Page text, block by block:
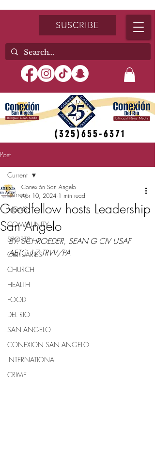
SUSCRIBE
(325)655-6371
Post
Current
NEWS
COMMUNITY
SPORTS
OBITUARIES
CHURCH
HEALTH
FOOD
DEL RIO
SAN ANGELO
CONEXION SAN ANGELO
INTERNATIONAL
CRIME
Current
Goodfellow hosts Leadership
San Angelo
Conexión San Angelo
Apr 10, 2024 1 min read
BY: SCHROEDER, SEAN G CIV USAF
AETC 17 TRW/PA